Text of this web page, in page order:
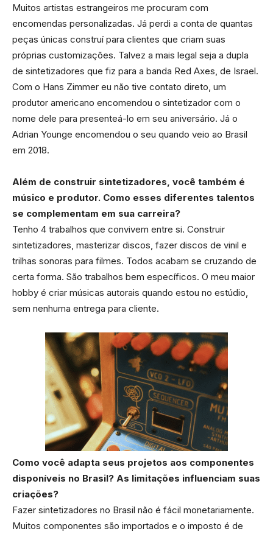
Muitos artistas estrangeiros me procuram com
encomendas personalizadas. Já perdi a conta de quantas
peças únicas construí para clientes que criam suas
próprias customizações. Talvez a mais legal seja a dupla
de sintetizadores que fiz para a banda Red Axes, de Israel.
Com o Hans Zimmer eu não tive contato direto, um
produtor americano encomendou o sintetizador com o
nome dele para presenteá-lo em seu aniversário. Já o
Adrian Younge encomendou o seu quando veio ao Brasil
em 2018.
Além de construir sintetizadores, você também é
músico e produtor. Como esses diferentes talentos
se complementam em sua carreira?
Tenho 4 trabalhos que convivem entre si. Construir
sintetizadores, masterizar discos, fazer discos de vinil e
trilhas sonoras para filmes. Todos acabam se cruzando de
certa forma. São trabalhos bem específicos. O meu maior
hobby é criar músicas autorais quando estou no estúdio,
sem nenhuma entrega para cliente.
Como você adapta seus projetos aos componentes
disponíveis no Brasil? As limitações influenciam suas
criações?
Fazer sintetizadores no Brasil não é fácil monetariamente.
Muitos componentes são importados e o imposto é de